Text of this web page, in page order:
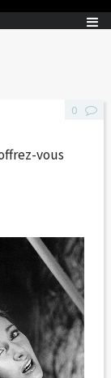
vous
0